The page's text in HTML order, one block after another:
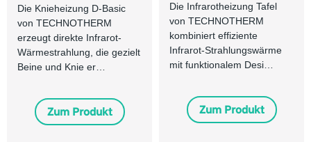
Die Knieheizung D-Basic
von TECHNOTHERM
erzeugt direkte Infrarot-
Wärmestrahlung, die gezielt
Beine und Knie er…
Zum Produkt
Die Infrarotheizung Tafel
von TECHNOTHERM
kombiniert effiziente
Infrarot-Strahlungswärme
mit funktionalem Desi…
Zum Produkt